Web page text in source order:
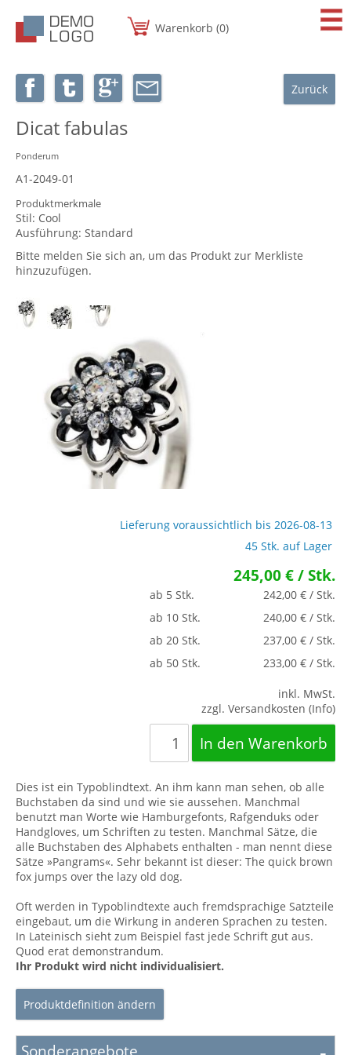
Warenkorb (0)
Zurück
Dicat fabulas
Ponderum
A1-2049-01
Produktmerkmale
Stil: Cool
Ausführung: Standard
Bitte melden Sie sich an, um das Produkt zur Merkliste
hinzuzufügen.
Lieferung voraussichtlich bis 2026-08-13
45 Stk. auf Lager
245,00 € / Stk.
ab 5 Stk.
242,00 € / Stk.
ab 10 Stk.
240,00 € / Stk.
ab 20 Stk.
237,00 € / Stk.
ab 50 Stk.
233,00 € / Stk.
inkl. MwSt.
zzgl. Versandkosten (Info)
Dies ist ein Typoblindtext. An ihm kann man sehen, ob alle
Buchstaben da sind und wie sie aussehen. Manchmal
benutzt man Worte wie Hamburgefonts, Rafgenduks oder
Handgloves, um Schriften zu testen. Manchmal Sätze, die
alle Buchstaben des Alphabets enthalten - man nennt diese
Sätze »Pangrams«. Sehr bekannt ist dieser: The quick brown
fox jumps over the lazy old dog.
Oft werden in Typoblindtexte auch fremdsprachige Satzteile
eingebaut, um die Wirkung in anderen Sprachen zu testen.
In Lateinisch sieht zum Beispiel fast jede Schrift gut aus.
Quod erat demonstrandum.
Ihr Produkt wird nicht individualisiert.
Produktdefinition ändern
Sonderangebote